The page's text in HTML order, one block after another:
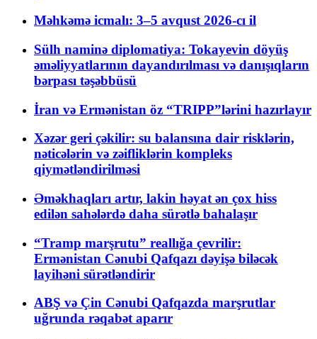
Məhkəmə icmalı: 3–5 avqust 2026-cı il
Sülh naminə diplomatiya: Tokayevin döyüş
əməliyyatlarının dayandırılması və danışıqların
bərpası təşəbbüsü
İran və Ermənistan öz “TRIPP”lərini hazırlayır
Xəzər geri çəkilir: su balansına dair risklərin,
nəticələrin və zəifliklərin kompleks
qiymətləndirilməsi
Əməkhaqları artır, lakin həyat ən çox hiss
edilən sahələrdə daha sürətlə bahalaşır
“Tramp marşrutu” reallığa çevrilir:
Ermənistan Cənubi Qafqazı dəyişə biləcək
layihəni sürətləndirir
ABŞ və Çin Cənubi Qafqazda marşrutlar
uğrunda rəqabət aparır